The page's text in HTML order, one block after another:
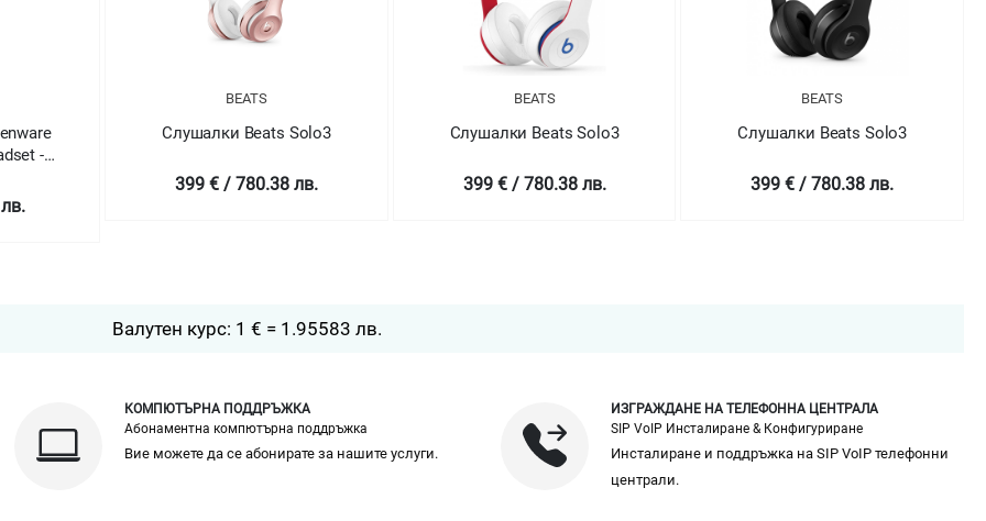
-
BEATS
Слушалки Beats Solo3
399 € / 780.38 лв.
BEATS
Слушалки Beats Solo3
399 € / 780.38 лв.
BEATS
Слушалки Beats Solo3
399 € / 780.38 лв.
Валутен курс: 1 € = 1.95583 лв.
КОМПЮТЪРНА ПОДДРЪЖКА
Абонаментна компютърна поддръжка
Вие можете да се абонирате за нашите услуги.
ИЗГРАЖДАНЕ НА ТЕЛЕФОННА ЦЕНТРАЛА
SIP VoIP Инсталиране & Конфигуриране
Инсталиране и поддръжка на SIP VoIP телефонни
централи.